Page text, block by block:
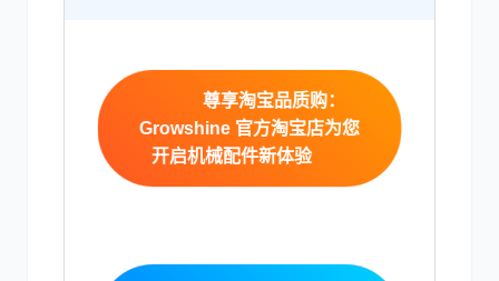
卡尔玛 杰西博
尊享淘宝品质购：
Growshine 官方淘宝店为您
开启机械配件新体验